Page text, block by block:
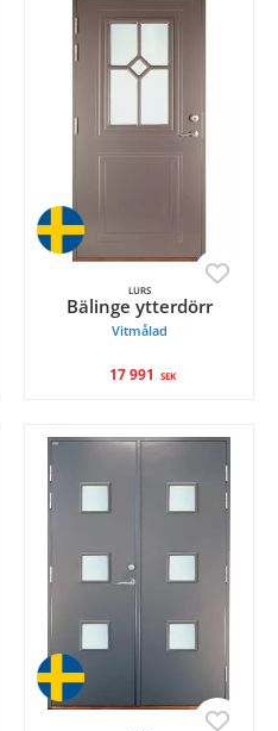
LURS
Bälinge ytterdörr
Vitmålad
17 991 SEK